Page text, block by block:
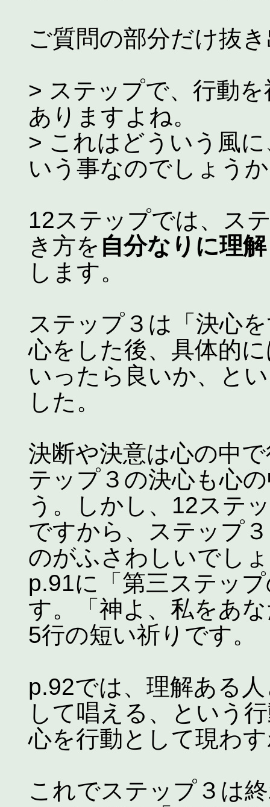
ご質問の部分だけ抜
> ステップで、行動
ありますよね。
> これはどういう風
いう事なのでしょう
12ステップでは、ス
き方を 自分なりに理
します。
ステップ３は「決心
心をした後、具体的
いったら良いか、と
した。
決断や決意は心の中
テップ３の決心も心
う。しかし、12ステ
ですから、ステップ
のがふさわしいでし
p.91に「第三ステッ
す。「神よ、私をあ
5行の短い祈りです。
p.92では、理解ある
して唱える、という
心を行動として現わ
これでステップ３は